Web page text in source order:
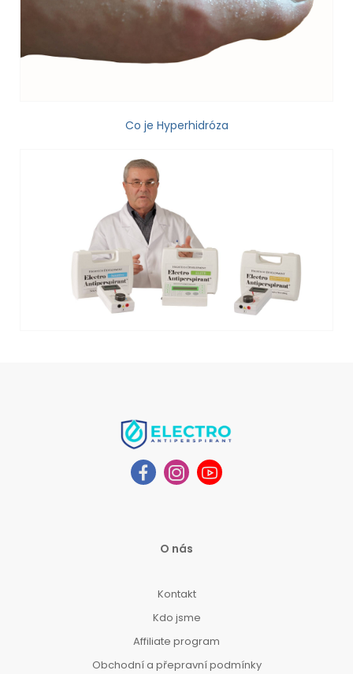
Co je Hyperhidróza
O nás
Kontakt
Kdo jsme
Affiliate program
Obchodní a přepravní podmínky